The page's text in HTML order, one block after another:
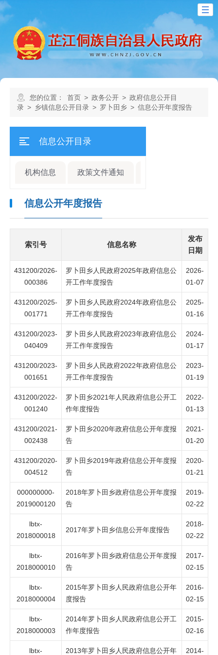
您的位置： 首页 > 政务公开 > 政府信息公开目
录 > 乡镇信息公开目录 > 罗卜田乡 > 信息公开年度报告
信息公开目录
机构信息 政策文件通知
信息公开年度报告
索引号 信息名称
发布
日期
431200/2026-
000386
罗卜田乡人民政府2025年政府信息公
开工作年度报告
2026-
01-07
431200/2025-
001771
罗卜田乡人民政府2024年政府信息公
开工作年度报告
2025-
01-16
431200/2023-
040409
罗卜田乡人民政府2023年政府信息公
开工作年度报告
2024-
01-17
431200/2023-
001651
罗卜田乡人民政府2022年政府信息公
开工作年度报告
2023-
01-19
431200/2022-
001240
罗卜田乡2021年人民政府信息公开工
作年度报告
2022-
01-13
431200/2021-
002438
罗卜田乡2020年政府信息公开年度报
告
2021-
01-20
431200/2020-
004512
罗卜田乡2019年政府信息公开年度报
告
2020-
01-21
000000000-
2019000120
2018年罗卜田乡政府信息公开年度报
告
2019-
02-22
lbtx-
2018000018
2017年罗卜田乡信息公开年度报告
2018-
02-22
lbtx-
2018000010
2016年罗卜田乡政府信息公开年度报
告
2017-
02-15
lbtx-
2018000004
2015年罗卜田乡人民政府信息公开年
度报告
2016-
02-15
lbtx-
2018000003
2014年罗卜田乡人民政府信息公开工
作年度报告
2015-
02-16
lbtx- 2013年罗卜田乡人民政府信息公开年 2014-